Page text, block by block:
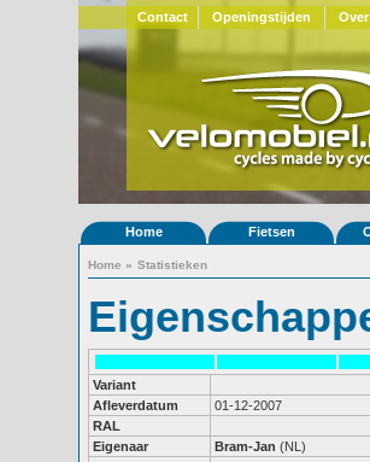
Contact Openingstijden
Home Fietsen
Home » Statistieken
Variant
Afleverdatum
01-12-2007
RAL
Eigenaar
Bram-Jan (NL)